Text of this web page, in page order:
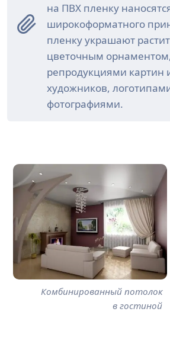
на ПВХ пленку
широкоформатного
пленку украшают
цветочным орнаментом,
репродукциями картин
художников,
фотографиями.
Комбинированный потолок
в гостиной